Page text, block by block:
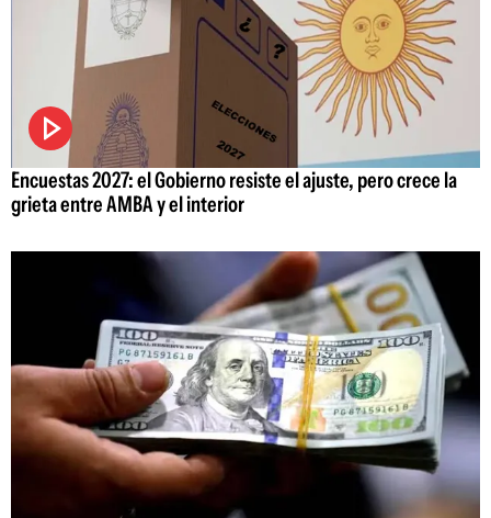
Encuestas 2027: el Gobierno resiste el ajuste, pero crece la
grieta entre AMBA y el interior